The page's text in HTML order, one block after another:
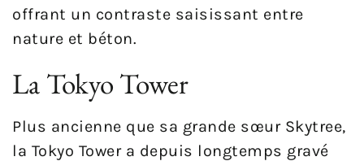
offrant un contraste saisissant entre
nature et béton.
La Tokyo Tower
Plus ancienne que sa grande sœur Skytree,
la Tokyo Tower a depuis longtemps gravé